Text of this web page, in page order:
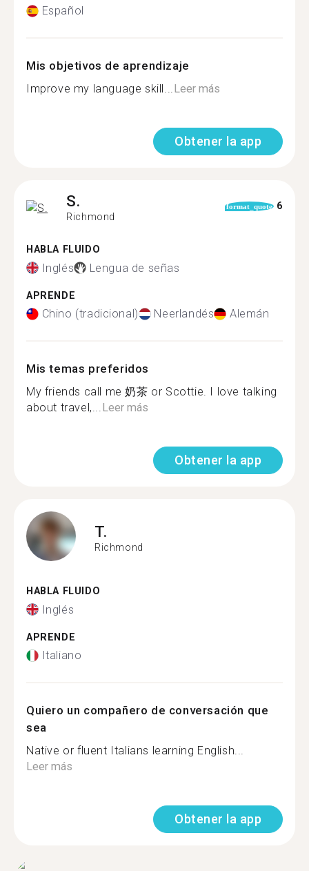
Español
Mis objetivos de aprendizaje
Improve my language skill...Leer más
Obtener la app
S.
Richmond
format_quote 6
HABLA FLUIDO
Inglés Lengua de señas
APRENDE
Chino (tradicional) Neerlandés Alemán
Mis temas preferidos
My friends call me 奶茶 or Scottie. I love talking
about travel,...Leer más
Obtener la app
T.
Richmond
HABLA FLUIDO
Inglés
APRENDE
Italiano
Quiero un compañero de conversación que
sea
Native or fluent Italians learning English...
Leer más
Obtener la app